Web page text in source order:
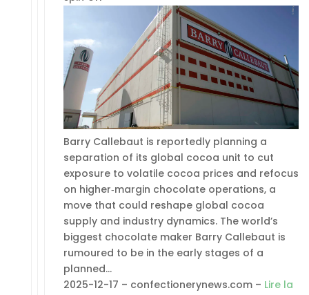
Barry Callebaut is reportedly planning a
separation of its global cocoa unit to cut
exposure to volatile cocoa prices and refocus
on higher‑margin chocolate operations, a
move that could reshape global cocoa
supply and industry dynamics. The world’s
biggest chocolate maker Barry Callebaut is
rumoured to be in the early stages of a
planned…
2025-12-17 – confectionerynews.com – Lire la